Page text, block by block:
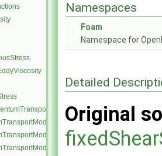
Namespaces
Foam
Namespace for
Detailed
Original